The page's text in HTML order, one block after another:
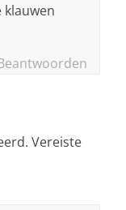
klauwen
Vereiste